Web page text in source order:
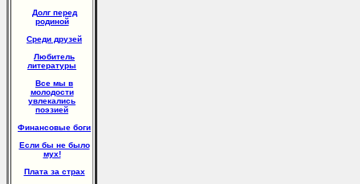
Долг перед
родиной
Среди друзей
Любитель
литературы
Все мы в
молодости
увлекались
поэзией
Финансовые боги
Если бы не было
мух!
Плата за страх